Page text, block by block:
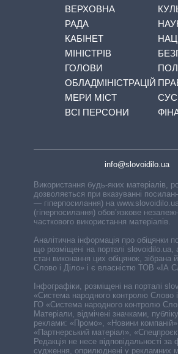
ВЕРХОВНА
РАДА
КАБІНЕТ
МІНІСТРІВ
ГОЛОВИ
ОБЛАДМІНІСТРАЦІЙ
МЕРИ МІСТ
ВСІ ПЕРСОНИ
info@slovoidilo.ua
Використання будь-яких матеріалів,
дозволяється при вказуванні
— гіперпосилання) на
(гіперпосилання) обов’язкове
часткового використання матеріалів.
Аналітична інформація про обіцянки
що розміщені на порталі slovoidilo.ua,
стан виконання цих обіцянок, зібрана
Слово і Діло» і є власністю ТОВ «ІА
Інфографіки, розміщені на порталі
«Система народного контролю Слово і
ГО «Система народного контролю
Матеріали, відмічені значками,
реклами: «Промо», «Новини
«Партнерський матеріал»,
Редакція не несе відповідальності за
судження, оприлюднені у рекламних